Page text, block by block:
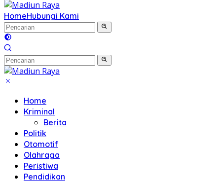
HomeHubungi Kami
Home
Kriminal
Berita
Politik
Otomotif
Olahraga
Peristiwa
Pendidikan